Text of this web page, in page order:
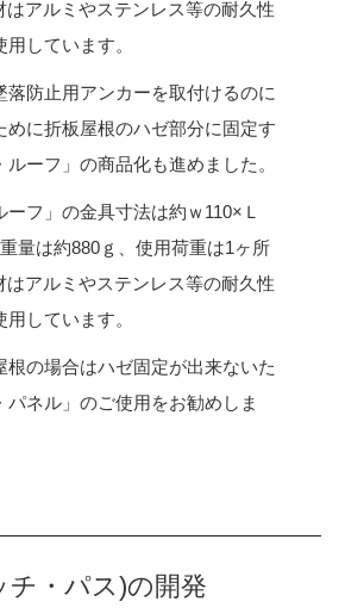
はアルミやステンレス等の耐久性
しています。
落防止用アンカーを取付けるのに
めに折板屋根のハゼ部分に固定す
ルーフ」の商品化も進めました。
ーフ」の金具寸法は約ｗ110×Ｌ
量は約880ｇ、使用荷重は1ヶ所
はアルミやステンレス等の耐久性
しています。
根の場合はハゼ固定が出来ないた
パネル」のご使用をお勧めしま
チ・パス)の開発